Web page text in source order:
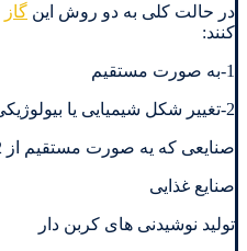
در حالت کلی به دو روش این گاز
کنند:
1-به صورت مستقیم
2-تغییر شکل شیمیایی یا بیولوژیکی
صنایعی که یه صورت مستقیم از CO2 استفاده می کنند:
صنایع غذایی
تولید نوشیدنی های کربن دار